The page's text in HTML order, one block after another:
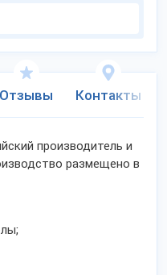
Отзывы Контакты
производитель и
размещено в